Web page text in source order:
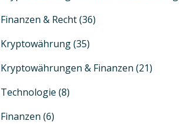
Finanzen & Recht(36)
Kryptowährung(35)
Kryptowährungen & Finanzen (21)
Technologie (8)
Finanzen (6)